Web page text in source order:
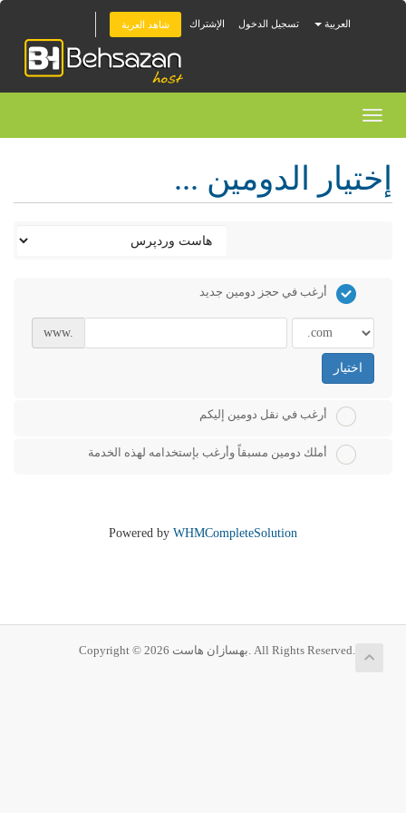
العربية تسجيل الدخول الإشتراك شاهد العربة
Toggle
إختيار الدومين ...
أرغب في حجز دومين جديد
www.
اختيار
أرغب في نقل دومين إليكم
أملك دومين مسبقاً وأرغب بإستخدامه لهذه الخدمة
Powered by WHMCompleteSolution
Copyright © 2026 بهسازان هاست. All Rights Reserved.